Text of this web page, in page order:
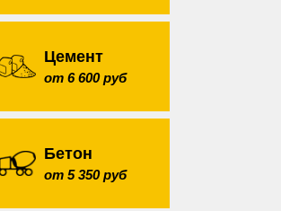
Цемент
от 6 600 руб
Бетон
от 5 350 руб